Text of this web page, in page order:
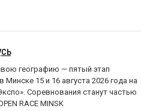
географию — пятый этап
15 и 16 августа 2026 года на
Соревнования станут частью
RACE MINSK